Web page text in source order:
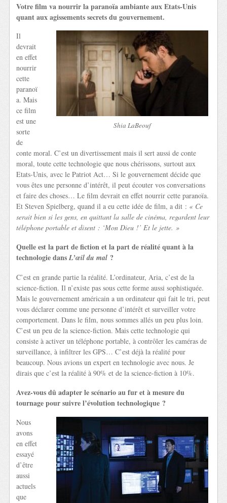
Votre film va nourrir la paranoïa ambiante aux Etats-Unis
quant aux agissements secrets du gouvernement.
Shia LaBeouf
Il
devrait
en effet
nourrir
cette
paranoï
a. Mais
ce film
est une
sorte
de
conte moral. C’est un divertissement mais il sert aussi de conte
moral, toute cette technologie que nous chérissons, surtout aux
Etats-Unis, avec le Patriot Act… Si le gouvernement décide que
vous êtes une personne d’intérêt, il peut écouter vos conversations
et faire des choses… Le film devrait en effet nourrir cette paranoïa.
Et Steven Spielberg, quand il a eu cette idée de film, a dit : « Ce
serait bien si les gens, en quittant la salle de cinéma, regardent leur
téléphone portable et disent : ‘Mon Dieu !’ Et le jette. »
Quelle est la part de fiction et la part de réalité quant à la
technologie dansL’œil du mal ?
C’est en grande partie la réalité. L’ordinateur, Aria, c’est de la
science-fiction. Il n’existe pas sous cette forme aussi sophistiquée.
Mais le gouvernement américain a un ordinateur qui fait le tri, peut
vous déclarer comme une personne d’intérêt et surveiller votre
comportement. Dans le film, nous sommes allés un peu plus loin.
C’est un peu de la science-fiction. Mais cette technologie qui
consiste à activer un téléphone portable, à contrôler les caméras de
surveillance, à infiltrer les GPS… C’est déjà la réalité pour
beaucoup. Nous avions un expert en technologie avec nous. Je
dirais que c’est la réalité à 90% et de la science-fiction à 10%.
Avez-vous dû adapter le scénario au fur et à mesure du
tournage pour suivre l’évolution technologique ?
Nous
avons
en effet
essayé
d’être
aussi
actuels
que